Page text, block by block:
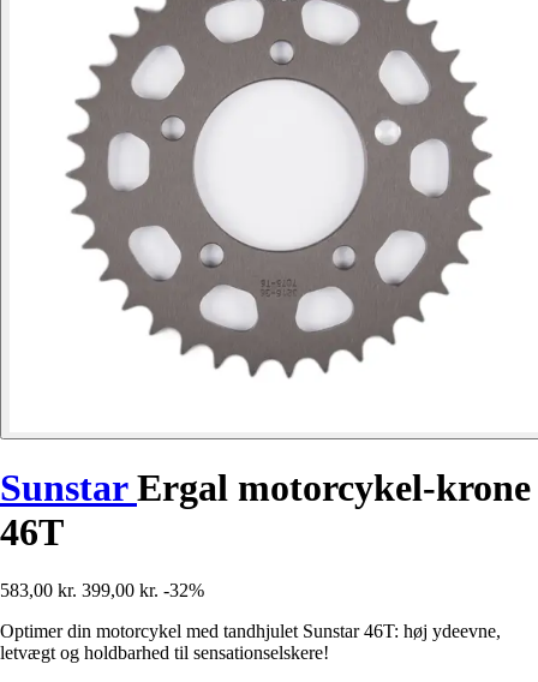
SunstarErgal motorcykel-krone
46T
583,00 kr. 399,00 kr. -32%
Optimer din motorcykel med tandhjulet Sunstar 46T: høj ydeevne,
letvægt og holdbarhed til sensationselskere!